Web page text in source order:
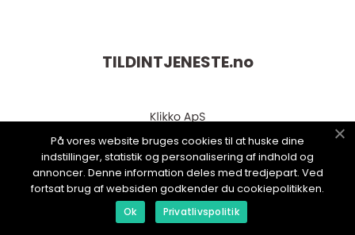
TILDINTJENESTE.no
web:www.klikko.dk
På vores website bruges cookies til at huske dine
indstillinger, statistik og personalisering af indhold og
annoncer. Denne information deles med tredjepart. Ved
fortsat brug af websiden godkender du cookiepolitikken.
Ok Privatlivspolitik